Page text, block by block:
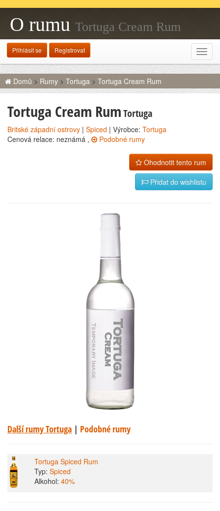
O rumu Tortuga Cream Rum
Přihlásit se Registrovat
Domů > Rumy > Tortuga > Tortuga Cream Rum
Tortuga Cream RumTortuga
Britské západní ostrovy | Spiced | Výrobce: Tortuga
Cenová relace: neznámá ,
Podobné rumy
Ohodnotit tento rum
Přidat do wishlistu
Další rumy Tortuga | Podobné rumy
Tortuga Spiced Rum
Typ: Spiced
Alkohol: 40%